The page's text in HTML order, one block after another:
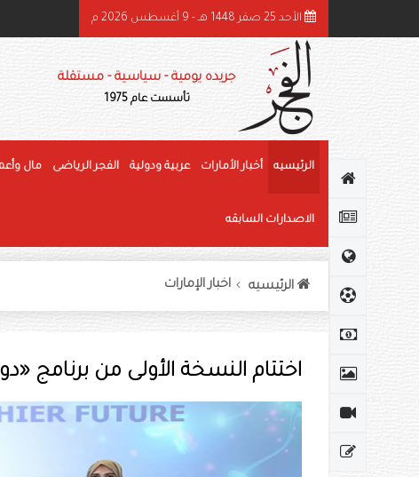
الدولة ونائباه يهنئون رئيس كوت ديفوار بذكرى استقلال بلاده
الأحد 25 صفر 1448 هـ - 9 أغسطس 2026 م
جريده يومية - سياسية - مستقلة
تأسست عام 1975
الرئيسيه أخبار الأمارات عربية ودولية الفجر الرياضى مال
الاصدارات السابقه
الرئيسيه اخبار الإمارات
اختتام النسخة الأولى من برنامج